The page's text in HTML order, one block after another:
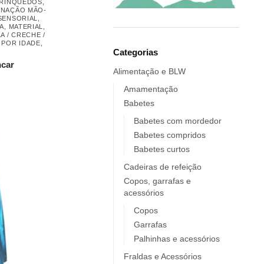
MÃO-
MATERIAL
/ CRECHE /
POR IDADE
Elobra KIDS
Everyday Baby
FÜRNIS
Gloop
Goula
Grabease
grums
Haakaa
HappyBear Diapers
Categorias
Alimentação e BLW
Amamentação
Babetes
Babetes com mordedor
Babetes compridos
Babetes curtos
Cadeiras de refeição
Copos, garrafas e
acessórios
Copos
Garrafas
Palhinhas e acessórios
Fraldas e Acessórios